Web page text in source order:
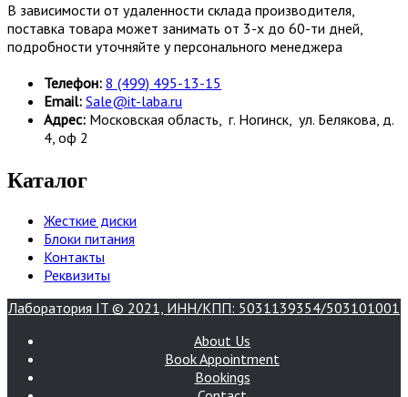
В зависимости от удаленности склада производителя,
поставка товара может занимать от 3-х до 60-ти дней,
подробности уточняйте у персонального менеджера
Телефон: 8 (499) 495-13-15
Email: Sale@it-laba.ru
Адрес: Московская область, г. Ногинск, ул. Белякова, д.
4, оф 2
Каталог
Жесткие диски
Блоки питания
Контакты
Реквизиты
Лаборатория IT © 2021, ИНН/КПП: 5031139354/503101001
About Us
Book Appointment
Bookings